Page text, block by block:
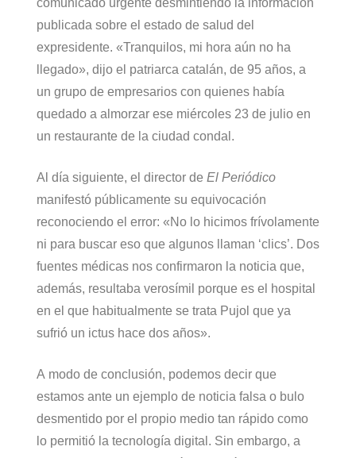
publicada sobre el estado de salud del
expresidente. «Tranquilos, mi hora aún no ha
llegado», dijo el patriarca catalán, de 95 años, a
un grupo de empresarios con quienes había
quedado a almorzar ese miércoles 23 de julio en
un restaurante de la ciudad condal.
Al día siguiente, el director de El Periódico
manifestó públicamente su equivocación
reconociendo el error: «No lo hicimos frívolamente
ni para buscar eso que algunos llaman ‘clics’. Dos
fuentes médicas nos confirmaron la noticia que,
además, resultaba verosímil porque es el hospital
en el que habitualmente se trata Pujol que ya
sufrió un ictus hace dos años».
A modo de conclusión, podemos decir que
estamos ante un ejemplo de noticia falsa o bulo
desmentido por el propio medio tan rápido como
lo permitió la tecnología digital. Sin embargo, a